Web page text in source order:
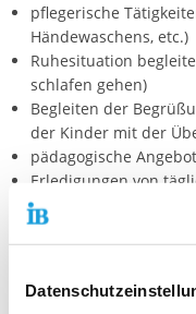
pflegerische
Händewaschens, etc.)
Ruhesituation
schlafen gehen)
Begleiten der
der Kinder mit der
pädagogische
Erledigungen von
mit den Kindern
Das Einsatzgebiet der